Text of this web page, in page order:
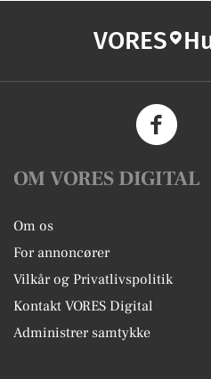
VORES
OM VORES DIGITAL
Om os
For annoncører
Vilkår og Privatlivspolitik
Kontakt VORES Digital
Administrer samtykke